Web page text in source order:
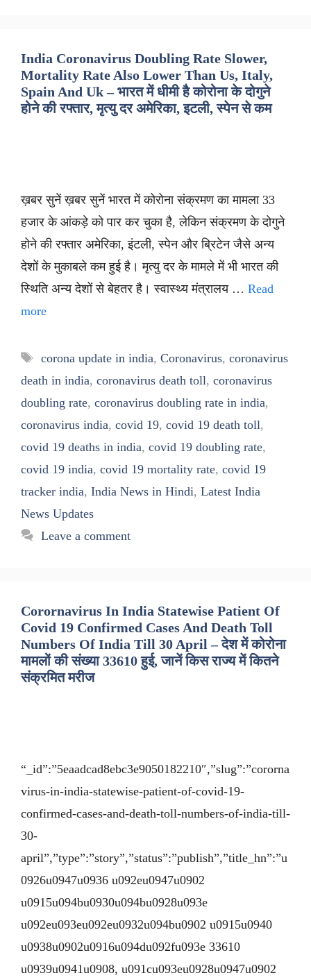
India Coronavirus Doubling Rate Slower,
Mortality Rate Also Lower Than Us, Italy,
Spain And Uk – भारत में धीमी है कोरोना के दोगुने
होने की रफ्तार, मृत्यु दर अमेरिका, इटली, स्पेन से कम
ख़बर सुनें ख़बर सुनें भारत में कोरोना संक्रमण का मामला 33
हजार के आंकड़े को पार कर चुका है, लेकिन संक्रमण के दोगुने
होने की रफ्तार अमेरिका, इंटली, स्पेन और ब्रिटेन जैसे अन्य
देशों के मुकाबले कम हुई है। मृत्यु दर के मामले में भी भारत की
स्थिति अन्य देशों से बेहतर है। स्वास्थ्य मंत्रालय … Read
more
Tags
corona update in india, Coronavirus, coronavirus
death in india, coronavirus death toll, coronavirus
doubling rate, coronavirus doubling rate in india,
coronavirus india, covid 19, covid 19 death toll,
covid 19 deaths in india, covid 19 doubling rate,
covid 19 india, covid 19 mortality rate, covid 19
tracker india, India News in Hindi, Latest India
News Updates
Leave a comment
Corornavirus In India Statewise Patient Of
Covid 19 Confirmed Cases And Death Toll
Numbers Of India Till 30 April – देश में कोरोना
मामलों की संख्या 33610 हुई, जानें किस राज्य में कितने
संक्रमित मरीज
“_id”:”5eaadcad8ebc3e9050182210″,”slug”:”cororna
virus-in-india-statewise-patient-of-covid-19-
confirmed-cases-and-death-toll-numbers-of-india-till-
30-
april”,”type”:”story”,”status”:”publish”,”title_hn”:”u
0926u0947u0936 u092eu0947u0902
u0915u094bu0930u094bu0928u093e
u092eu093eu092eu0932u094bu0902 u0915u0940
u0938u0902u0916u094du092fu093e 33610
u0939u0941u0908, u091cu093eu0928u0947u0902